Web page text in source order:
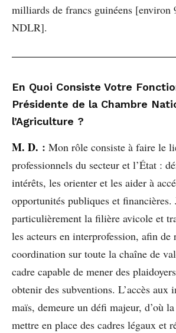
milliards de francs guinéens [environ
NDLR].
En Quoi Consiste Votre
Présidente de la Chambre
l’Agriculture ?
M. D. : Mon rôle consiste à faire le
professionnels du secteur et l’État :
intérêts, les orienter et les aider à
opportunités publiques et financières.
particulièrement la filière avicole et
les acteurs en interprofession, afin de
coordination sur toute la chaîne de
cadre capable de mener des
obtenir des subventions. L’accès aux
maïs, demeure un défi majeur, d’où
mettre en place des cadres légaux et